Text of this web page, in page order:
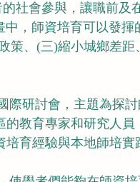
社會參與，讓職前及
，師資培育可以發揮
策、(三)縮小城鄉差距
教育專家和研究人員
育經驗與本地師培實